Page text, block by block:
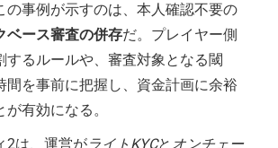
の事例が示すのは、本人確認不要の
ベース審査の併存だ。プレイヤー側
するルールや、審査対象となる閾
間を事前に把握し、資金計画に余裕
有効になる。
2は、運営がライトKYCと オンチェー